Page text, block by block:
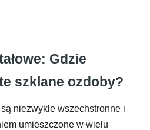
Gdzie
szklane ozdoby?
niezwykle wszechstronne i
umieszczone w wielu